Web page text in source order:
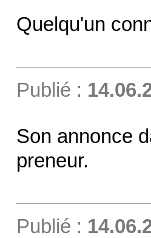
Quelqu'un
Publié :
Son annonce
preneur.
Publié :